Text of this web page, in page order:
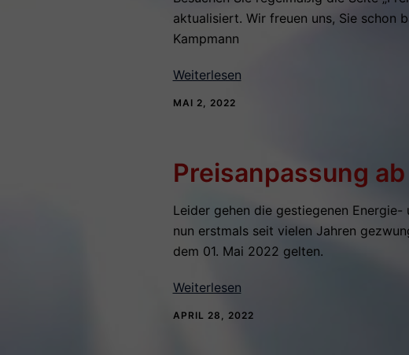
aktualisiert. Wir freuen uns, Sie schon
Kampmann
Weiterlesen
MAI 2, 2022
Preisanpassung
Leider gehen die gestiegenen
nun erstmals seit vielen Jahren
dem 01. Mai 2022 gelten.
Weiterlesen
APRIL 28, 2022